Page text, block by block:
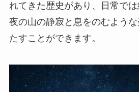
れてきた歴史があり、日常で
夜の山の静寂と息をのむよう
たすことができます。